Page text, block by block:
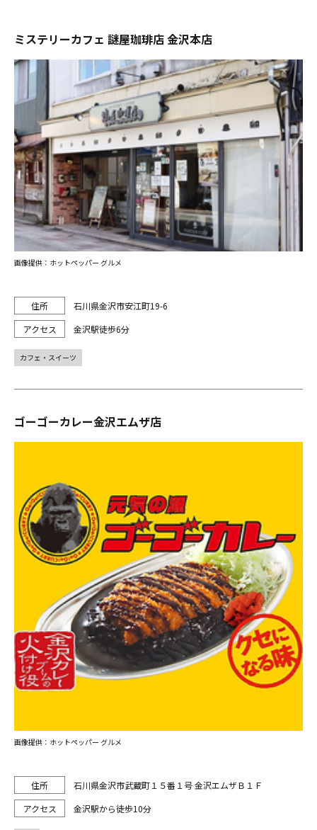
ミステリーカフェ 謎屋珈琲店 金沢本店
石川県金沢市安江町19-6
金沢駅徒歩6分
画像提供：ホットペッパー グルメ
カフェ・スイーツ
ゴーゴーカレー金沢エムザ店
石川県金沢市武蔵町１５番１号 金沢エムザＢ１Ｆ
金沢駅から徒歩10分
画像提供：ホットペッパー グルメ